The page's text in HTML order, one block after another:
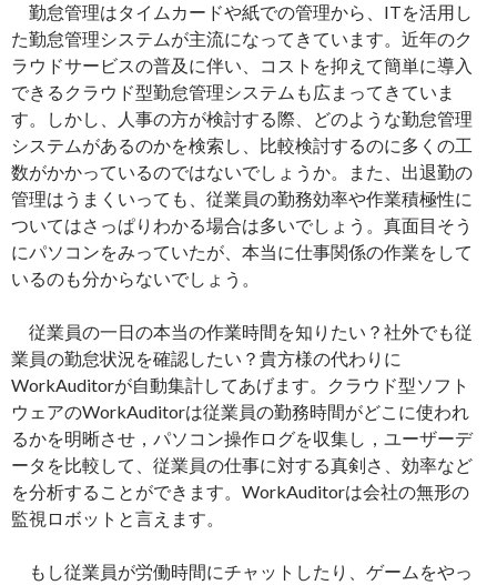
勤怠管理はタイムカードや紙での管理から、ITを活用し
た勤怠管理システムが主流になってきています。近年のク
ラウドサービスの普及に伴い、コストを抑えて簡単に導入
できるクラウド型勤怠管理システムも広まってきていま
す。しかし、人事の方が検討する際、どのような勤怠管理
システムがあるのかを検索し、比較検討するのに多くの工
数がかかっているのではないでしょうか。また、出退勤の
管理はうまくいっても、従業員の勤務効率や作業積極性に
ついてはさっぱりわかる場合は多いでしょう。真面目そう
にパソコンをみっていたが、本当に仕事関係の作業をして
いるのも分からないでしょう。
従業員の一日の本当の作業時間を知りたい？社外でも従
業員の勤怠状況を確認したい？貴方様の代わりに
WorkAuditorが自動集計してあげます。クラウド型ソフト
ウェアのWorkAuditorは従業員の勤務時間がどこに使われ
るかを明晰させ，パソコン操作ログを収集し，ユーザーデ
ータを比較して、従業員の仕事に対する真剣さ、効率など
を分析することができます。WorkAuditorは会社の無形の
監視ロボットと言えます。
もし従業員が労働時間にチャットしたり、ゲームをやっ